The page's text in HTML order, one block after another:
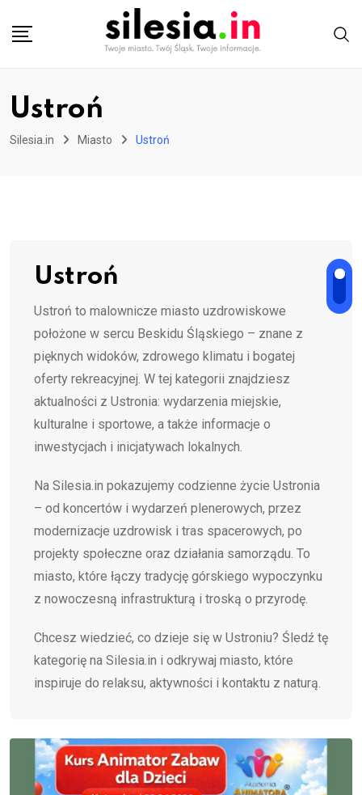
Ustroń
Silesia.in Miasto Ustroń
Ustroń
Ustroń to malownicze miasto uzdrowiskowe
położone w sercu Beskidu Śląskiego – znane z
pięknych widoków, zdrowego klimatu i bogatej
oferty rekreacyjnej. W tej kategorii znajdziesz
aktualności z Ustronia: wydarzenia miejskie,
kulturalne i sportowe, a także informacje o
inwestycjach i inicjatywach lokalnych.
Na Silesia.in pokazujemy codzienne życie Ustronia
– od koncertów i wydarzeń plenerowych, przez
modernizacje uzdrowisk i tras spacerowych, po
projekty społeczne oraz działania samorządu. To
miasto, które łączy tradycję górskiego wypoczynku
z nowoczesną infrastrukturą i troską o przyrodę.
Chcesz wiedzieć, co dzieje się w Ustroniu? Śledź tę
kategorię na Silesia.in i odkrywaj miasto, które
inspiruje do relaksu, aktywności i kontaktu z naturą.